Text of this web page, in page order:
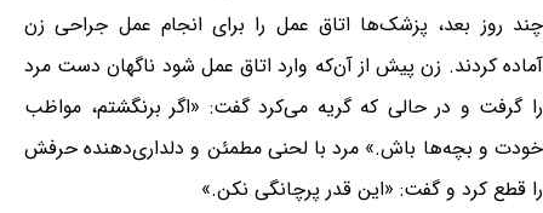
چند روز بعد، پزشک‌ها اتاق عمل را برای انجام عمل جراحی زن
آماده کردند. زن پیش از آن‌که وارد اتاق عمل شود ناگهان دست مرد
را گرفت و در حالی که گریه می‌کرد گفت: «اگر برنگشتم، مواظب
خودت و بچه‌ها باش.» مرد با لحنی مطمئن و دلداری‌دهنده حرفش
را قطع کرد و گفت: «این قدر پرچانگی نکن.»